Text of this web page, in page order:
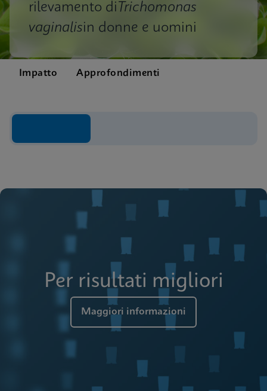
rilevamento di Trichomonas
vaginalisin donne e uomini
Impatto Approfondimenti
Per risultati migliori
Maggiori informazioni